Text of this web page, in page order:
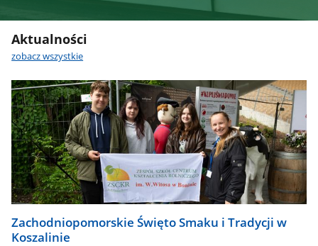
Aktualności
zobacz wszystkie
Zachodniopomorskie Święto Smaku i Tradycji w
Koszalinie